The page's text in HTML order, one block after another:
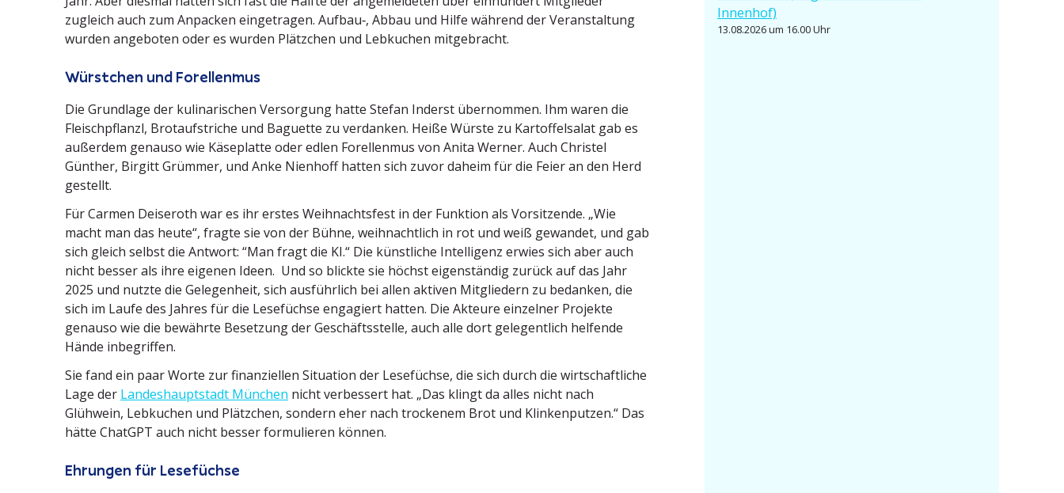
zugleich auch zum Anpacken einge­tragen. Aufbau‑, Abbau und Hilfe während der Veran­staltung
wurden angeboten oder es wurden Plätzchen und Lebkuchen mitgebracht.
Würstchen und Forellenmus
Die Grundlage der kulina­ri­schen Versorgung hatte Stefan Inderst übernommen. Ihm waren die
Fleisch­pflanzl, Brotauf­striche und Baguette zu verdanken. Heiße Würste zu Kartof­fel­salat gab es
außerdem genauso wie Käseplatte oder edlen Forel­lenmus von Anita Werner. Auch Christel
Günther, Birgitt Grümmer, und Anke Nienhoff hatten sich zuvor daheim für die Feier an den Herd
gestellt.
Für Carmen Deiseroth war es ihr erstes Weihnachtsfest in der Funktion als Vorsit­zende. „Wie
macht man das heute“, fragte sie von der Bühne, weihnachtlich in rot und weiß gewandet, und gab
sich gleich selbst die Antwort: “Man fragt die KI.“ Die künst­liche Intel­ligenz erwies sich aber auch
nicht besser als ihre eigenen Ideen. Und so blickte sie höchst eigen­ständig zurück auf das Jahr
2025 und nutzte die Gelegenheit, sich ausführlich bei allen aktiven Mitgliedern zu bedanken, die
sich im Laufe des Jahres für die Lesefüchse engagiert hatten. Die Akteure einzelner Projekte
genauso wie die bewährte Besetzung der Geschäfts­stelle, auch alle dort gelegentlich helfende
Hände inbegriffen.
Sie fand ein paar Worte zur finan­zi­ellen Situation der Lesefüchse, die sich durch die wirtschaft­liche
Lage der Landes­haupt­stadt München nicht verbessert hat. „Das klingt da alles nicht nach
Glühwein, Lebkuchen und Plätzchen, sondern eher nach trockenem Brot und Klinken­putzen.“ Das
hätte ChatGPT auch nicht besser formu­lieren können.
Ehrungen für Lesefüchse
Innenhof)
13.08.2026 um 16.00 Uhr